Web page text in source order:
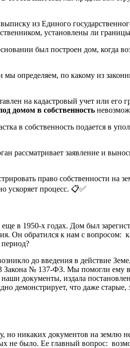
из Единого
установлены ли
был построен дом, когда
определяем, по какому из
на кадастровый учет или его
домом в собственность
в собственность подается
рассматривает заявление и
право собственности
ускоряет процесс. 📋✅
1950-х годах. Дом был
Он обратился к нам с вопросом:
до введения в действие
Закона № 137-ФЗ. Мы помогли ему
документы, издала
демонстрирует, что даже
но никаких документов на землю
не было. Ее главный вопрос: